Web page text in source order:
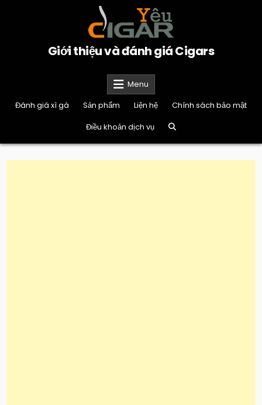
Giới thiệu và đánh giá Cigars
Menu
Đánh giá xì gà
Sản phẩm Liện hệ
Chính sách bảo mật
Điều khoản dịch vụ